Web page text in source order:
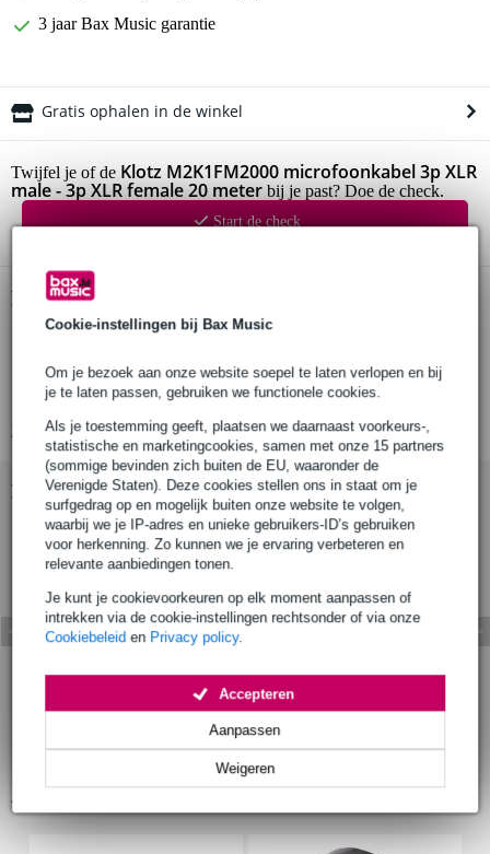
Cookie-instellingen bij Bax Music
Om je bezoek aan onze website soepel te laten verlopen en bij
je te laten passen, gebruiken we functionele cookies.
Als je toestemming geeft, plaatsen we daarnaast voorkeurs-,
statistische en marketingcookies, samen met onze 15 partners
(sommige bevinden zich buiten de EU, waaronder de
Verenigde Staten). Deze cookies stellen ons in staat om je
surfgedrag op en mogelijk buiten onze website te volgen,
waarbij we je IP-adres en unieke gebruikers-ID’s gebruiken
voor herkenning. Zo kunnen we je ervaring verbeteren en
relevante aanbiedingen tonen.
Je kunt je cookievoorkeuren op elk moment aanpassen of
intrekken via de cookie-instellingen rechtsonder of via onze
Cookiebeleid en Privacy policy.
Weigeren
Aanpassen
Accepteren
3 jaar Bax Music garantie
Gratis ophalen in de winkel
Twijfel je of de Klotz M2K1FM2000 microfoonkabel 3p XLR
male - 3p XLR female 20 meter bij je past? Doe de check.
Start de check
Productinformatie
connectoren zijde 1: 3p XLR male
connectoren zijde 2: 3p XLR female
Bekijk alle productspecificaties
Bekijk ook eens (8)